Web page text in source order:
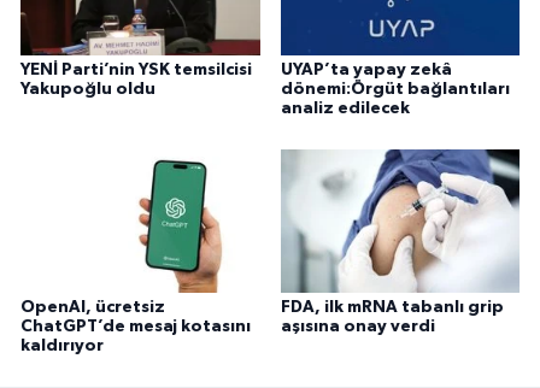
YENİ Parti’nin YSK temsilcisi
Yakupoğlu oldu
UYAP’ta yapay zekâ
dönemi:Örgüt bağlantıları
analiz edilecek
OpenAI, ücretsiz
ChatGPT’de mesaj kotasını
kaldırıyor
FDA, ilk mRNA tabanlı grip
aşısına onay verdi